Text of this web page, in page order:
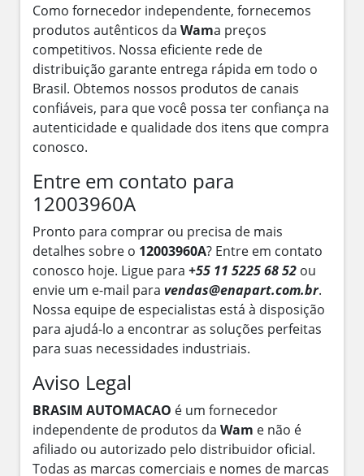
Como fornecedor independente, fornecemos
produtos autênticos da Wama preços
competitivos. Nossa eficiente rede de
distribuição garante entrega rápida em todo o
Brasil. Obtemos nossos produtos de canais
confiáveis, para que você possa ter confiança na
autenticidade e qualidade dos itens que compra
conosco.
Entre em contato para
12003960A
Pronto para comprar ou precisa de mais
detalhes sobre o 12003960A? Entre em contato
conosco hoje. Ligue para +55 11 5225 68 52 ou
envie um e-mail para vendas@enapart.com.br.
Nossa equipe de especialistas está à disposição
para ajudá-lo a encontrar as soluções perfeitas
para suas necessidades industriais.
Aviso Legal
BRASIM AUTOMACAO é um fornecedor
independente de produtos da Wam e não é
afiliado ou autorizado pelo distribuidor oficial.
Todas as marcas comerciais e nomes de marcas